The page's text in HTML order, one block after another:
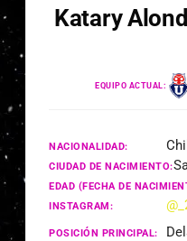
Katary
EQUIPO ACTUAL:
NACIONALIDAD:
CIUDAD DE NACIMIENTO:
EDAD (FECHA DE
INSTAGRAM:
POSICIÓN PRINCIPAL: